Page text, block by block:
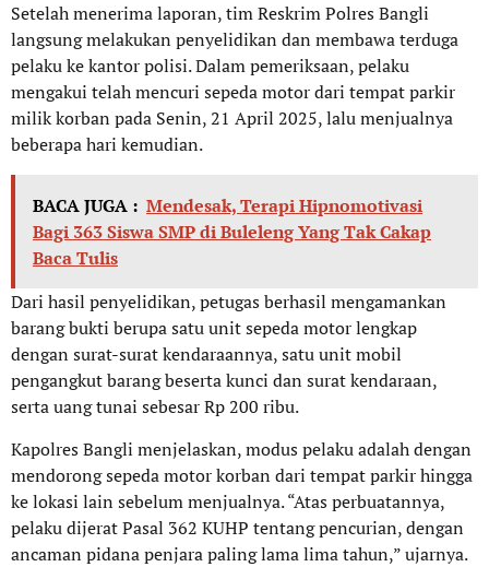
Setelah menerima laporan, tim Reskrim Polres Bangli
langsung melakukan penyelidikan dan membawa terduga
pelaku ke kantor polisi. Dalam pemeriksaan, pelaku
mengakui telah mencuri sepeda motor dari tempat parkir
milik korban pada Senin, 21 April 2025, lalu menjualnya
beberapa hari kemudian.
BACA JUGA : Mendesak, Terapi Hipnomotivasi
Bagi 363 Siswa SMP di Buleleng Yang Tak Cakap
Baca Tulis
Dari hasil penyelidikan, petugas berhasil mengamankan
barang bukti berupa satu unit sepeda motor lengkap
dengan surat-surat kendaraannya, satu unit mobil
pengangkut barang beserta kunci dan surat kendaraan,
serta uang tunai sebesar Rp 200 ribu.
Kapolres Bangli menjelaskan, modus pelaku adalah dengan
mendorong sepeda motor korban dari tempat parkir hingga
ke lokasi lain sebelum menjualnya. “Atas perbuatannya,
pelaku dijerat Pasal 362 KUHP tentang pencurian, dengan
ancaman pidana penjara paling lama lima tahun,” ujarnya.